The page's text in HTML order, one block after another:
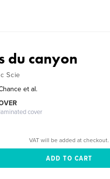
du canyon
Scie
et al.
cover
VAT will be added at checkout.